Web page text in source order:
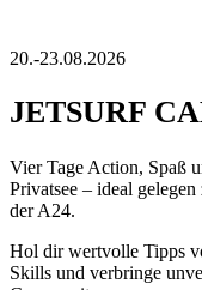
20.-23.08.2026
JETSURF
Vier Tage Action, Spaß
Privatsee – ideal
der A24.
Hol dir wertvolle Tipps
Skills und verbringe